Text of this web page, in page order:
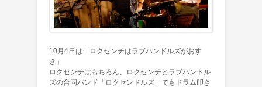
10月4日は「ロクセンチはラブハンドルズがおす
き」
ロクセンチはもちろん、ロクセンチとラブハンドル
ズの合同バンド「ロクセンドルズ」でもドラム叩き